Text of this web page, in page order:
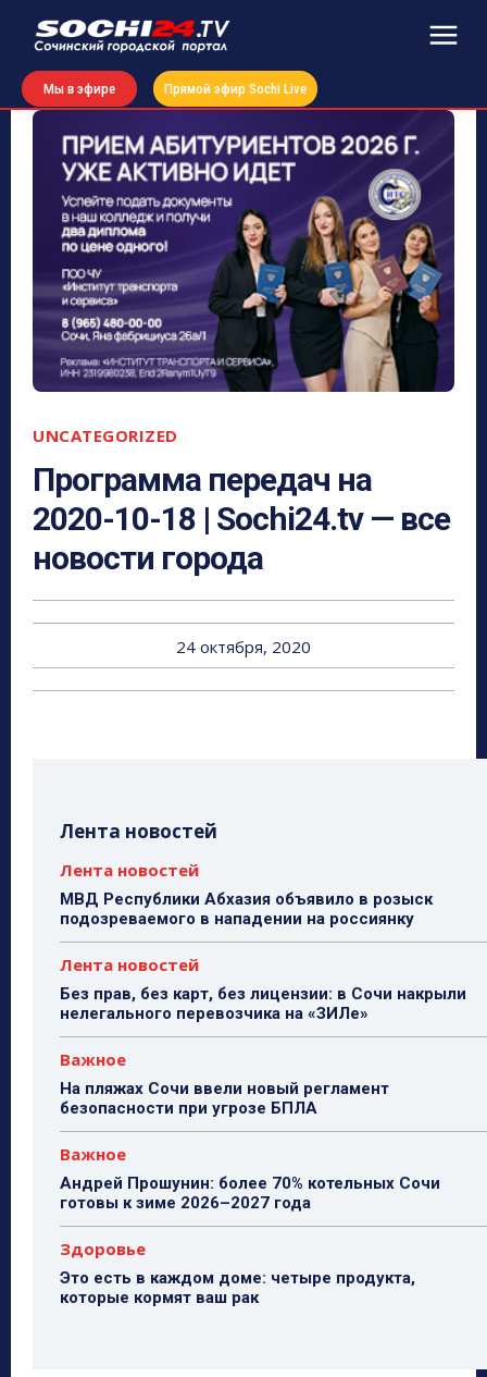
Мы в эфире Прямой эфир Sochi Live
UNCATEGORIZED
Программа передач на
2020-10-18 | Sochi24.tv — все
новости города
24 октября, 2020
Лента новостей
Лента новостей
МВД Республики Абхазия объявило в розыск
подозреваемого в нападении на россиянку
Лента новостей
Без прав, без карт, без лицензии: в Сочи накрыли
нелегального перевозчика на «ЗИЛе»
Важное
На пляжах Сочи ввели новый регламент
безопасности при угрозе БПЛА
Важное
Андрей Прошунин: более 70% котельных Сочи
готовы к зиме 2026–2027 года
Здоровье
Это есть в каждом доме: четыре продукта,
которые кормят ваш рак